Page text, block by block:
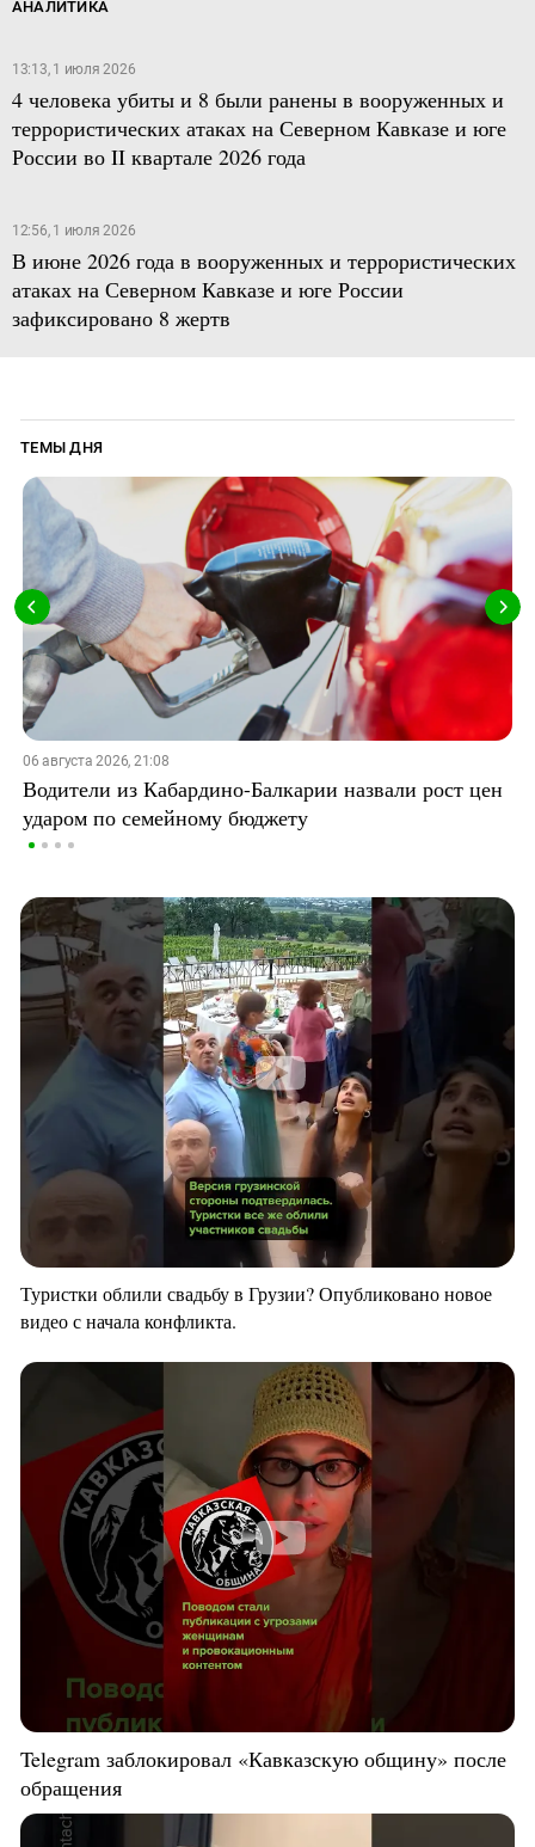
АНАЛИТИКА
13:13, 1 июля 2026
4 человека убиты и 8 были ранены в вооруженных и
террористических атаках на Северном Кавказе и юге
России во II квартале 2026 года
12:56, 1 июля 2026
В июне 2026 года в вооруженных и террористических
атаках на Северном Кавказе и юге России
зафиксировано 8 жертв
ТЕМЫ ДНЯ
06 августа 2026, 21:08
Водители из Кабардино-Балкарии назвали рост цен
ударом по семейному бюджету
Туристки облили свадьбу в Грузии? Опубликовано новое
видео с начала конфликта.
Telegram заблокировал «Кавказскую общину» после
обращения